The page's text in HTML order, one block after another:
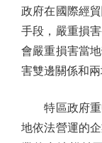
政府在國際經
手段，嚴重損
會嚴重損害當
害雙邊關係和兩
特區政府重
地依法營運的